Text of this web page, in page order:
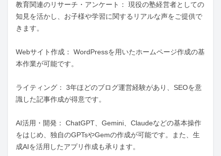
教育関連のリサーチ・アンケート： 現役の塾経営者としての
知見を活かし、お子様や学習に関するリアルな声をご提供で
きます。
Webサイト作成： WordPressを用いたホームページ作成の基
本作業が可能です。
ライティング： 3年ほどのブログ運営経験があり、SEOを意
識した記事作成が得意です。
AI活用・開発： ChatGPT、Gemini、Claudeなどの基本操作
をはじめ、独自のGPTsやGemの作成が可能です。また、生
成AIを活用したアプリ作成も承ります。